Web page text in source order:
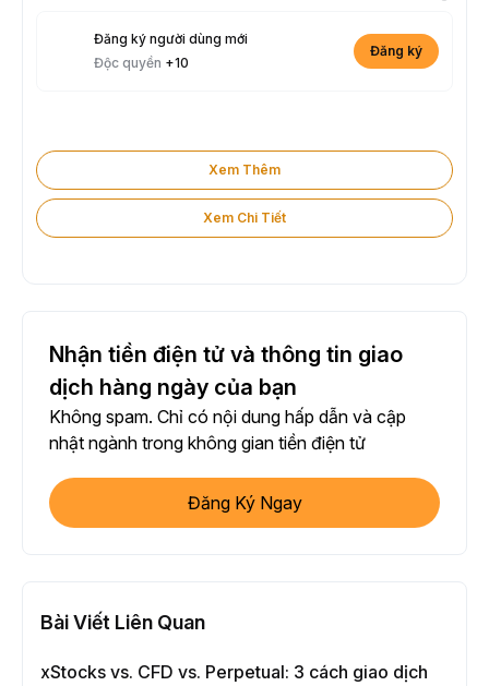
Đăng ký người dùng mới
Độc quyền +10
Đăng ký
Xem Thêm
Xem Chi Tiết
Nhận tiền điện tử và thông tin giao
dịch hàng ngày của bạn
Không spam. Chỉ có nội dung hấp dẫn và cập
nhật ngành trong không gian tiền điện tử
Đăng Ký Ngay
Bài Viết Liên Quan
xStocks vs. CFD vs. Perpetual: 3 cách giao dịch